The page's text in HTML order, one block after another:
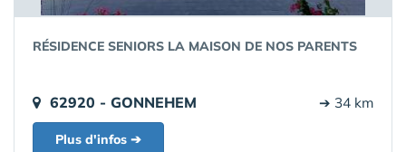
RÉSIDENCE SENIORS LA MAISON DE NOS PARENTS
62920 - GONNEHEM ➔ 34 km
Plus d'infos ➔